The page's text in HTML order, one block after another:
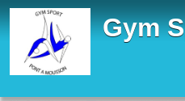
Gym
Panneau de gestion des cookies